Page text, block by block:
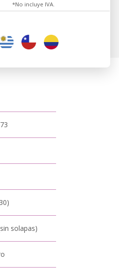
*No incluye IVA.
solapas)